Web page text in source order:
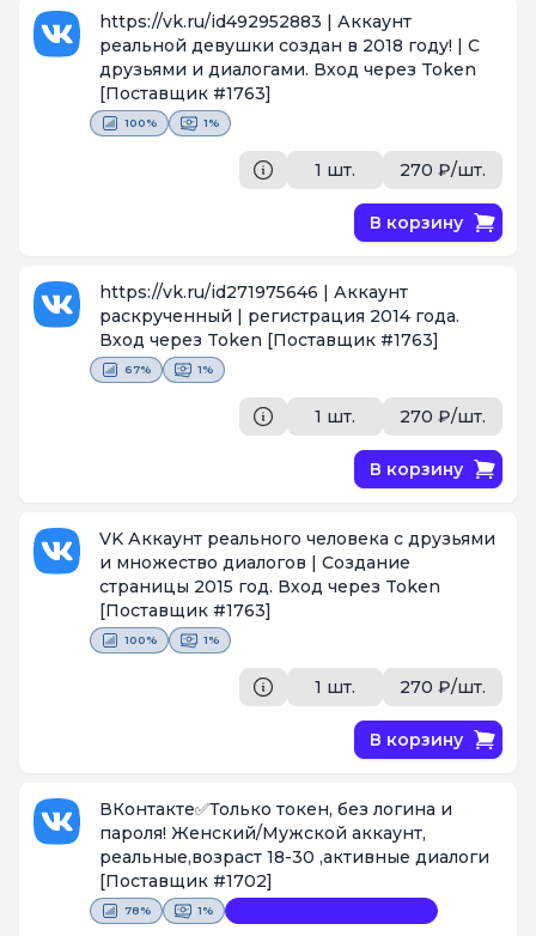
https://vk.ru/id492952883 | Аккаунт
реальной девушки создан в 2018 году! | С
друзьями и диалогами. Вход через Token
[Поставщик #1763]
100% 1%
1 шт. 270 ₽/шт.
В корзину
https://vk.ru/id271975646 | Аккаунт
раскрученный | регистрация 2014 года.
Вход через Token [Поставщик #1763]
67% 1%
1 шт. 270 ₽/шт.
В корзину
VK Аккаунт реального человека с друзьями
и множество диалогов | Создание
страницы 2015 год. Вход через Token
[Поставщик #1763]
100% 1%
1 шт. 270 ₽/шт.
В корзину
ВКонтакте✅Только токен, без логина и
пароля! Женский/Мужской аккаунт,
реальные,возраст 18-30 ,активные диалоги
[Поставщик #1702]
78% 1%